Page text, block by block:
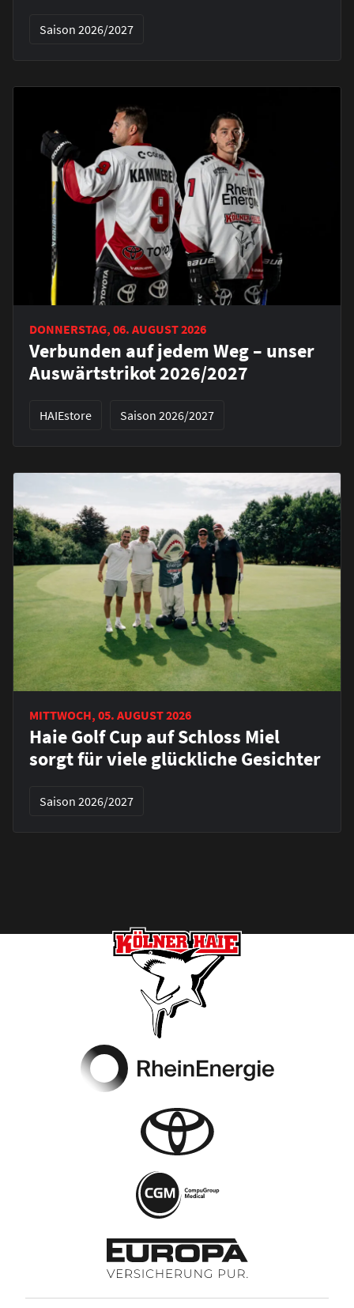
Saison 2026/2027
DONNERSTAG, 06. AUGUST 2026
Verbunden auf jedem Weg – unser
Auswärtstrikot 2026/2027
HAIEstore Saison 2026/2027
MITTWOCH, 05. AUGUST 2026
Haie Golf Cup auf Schloss Miel
sorgt für viele glückliche Gesichter
Saison 2026/2027